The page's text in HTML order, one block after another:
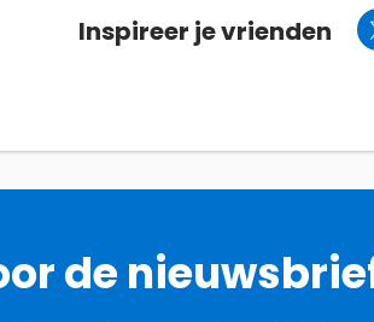
Inspireer je vrienden
de